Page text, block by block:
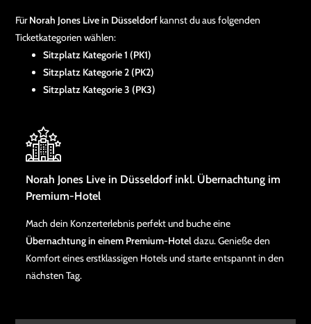
FürNorah Jones Live in Düsseldorfkannst du aus folgenden
Ticketkategorien wählen:
Sitzplatz Kategorie 1 (PK1)
Sitzplatz Kategorie 2 (PK2)
Sitzplatz Kategorie 3 (PK3)
Norah Jones Live in Düsseldorf inkl. Übernachtung im
Premium-Hotel
Mach dein Konzerterlebnis perfekt und buche eine
Übernachtung in einem Premium-Hoteldazu. Genieße den
Komfort eines erstklassigen Hotels und starte entspannt in den
nächsten Tag.